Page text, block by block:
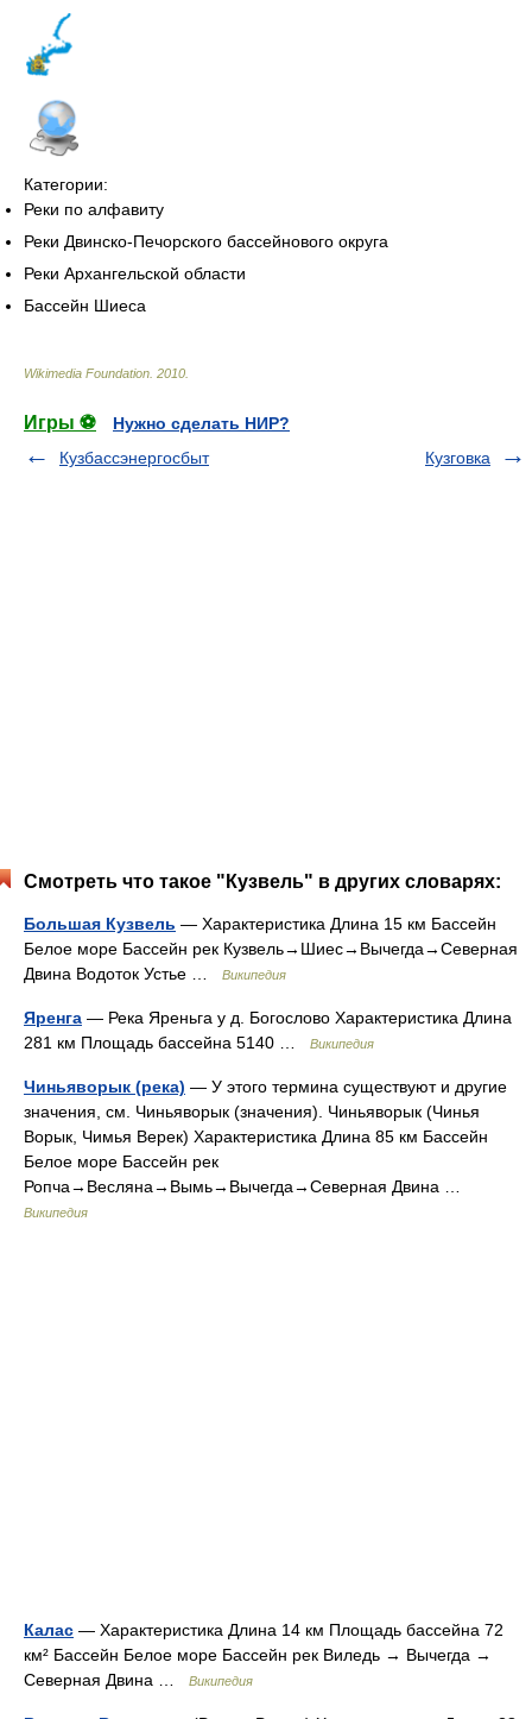
Категории:
Реки по алфавиту
Реки Двинско-Печорского бассейнового округа
Реки Архангельской области
Бассейн Шиеса
Wikimedia Foundation 2010
Игры ⚽
Нужно сделать НИР?
Кузбассэнергосбыт
Кузговка
Смотреть что такое "Кузвель" в других словарях:
Большая Кузвель — Характеристика Длина 15 км Бассейн
Белое море Бассейн рек Кузвель→Шиес→Вычегда→Северная
Двина Водоток Устье …
Википедия
Яренга — Река Яреньга у д. Богослово Характеристика Длина
281 км Площадь бассейна 5140 …
Википедия
Чиньяворык (река) — У этого термина существуют и другие
значения, см. Чиньяворык (значения). Чиньяворык (Чинья
Ворык, Чимья Верек) Характеристика Длина 85 км Бассейн
Белое море Бассейн рек
Ропча→Весляна→Вымь→Вычегда→Северная Двина …
Википедия
Калас — Характеристика Длина 14 км Площадь бассейна 72
км² Бассейн Белое море Бассейн рек Виледь → Вычегда →
Северная Двина …
Википедия